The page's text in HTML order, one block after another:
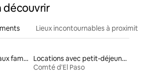
découvrir
Lieux incontournables à
Locations adaptées aux familles
Locations avec petit-déjeuner
Comté d'El Paso